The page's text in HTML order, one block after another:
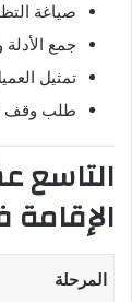
صياغة
جمع
تمثيل
طلب وقف
التاسع
المرحلة